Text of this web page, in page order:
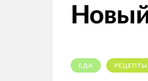
ЕДА РЕЦЕПТЫ